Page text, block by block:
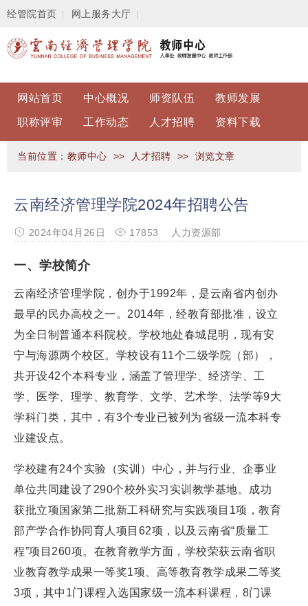
经管院首页 网上服务大厅
网站首页 中心概况 师资队伍 教师发展
职称评审 工作动态 人才招聘 资料下载
当前位置： 教师中心 >> 人才招聘 >> 浏览文章
云南经济管理学院2024年招聘公告
2024年04月26日 17853 人力资源部
一、学校简介
云南经济管理学院，创办于1992年，是云南省内创办
最早的民办高校之一。2014年，经教育部批准，设立
为全日制普通本科院校。学校地处春城昆明，现有安
宁与海源两个校区。学校设有11个二级学院（部），
共开设42个本科专业，涵盖了管理学、经济学、工
学、医学、理学、教育学、文学、艺术学、法学等9大
学科门类，其中，有3个专业已被列为省级一流本科专
业建设点。
学校建有24个实验（实训）中心，并与行业、企事业
单位共同建设了290个校外实习实训教学基地。成功
获批立项国家第二批新工科研究与实践项目1项，教育
部产学合作协同育人项目62项，以及云南省“质量工
程”项目260项。在教育教学方面，学校荣获云南省职
业教育教学成果一等奖1项、高等教育教学成果二等奖
3项，其中1门课程入选国家级一流本科课程，8门课